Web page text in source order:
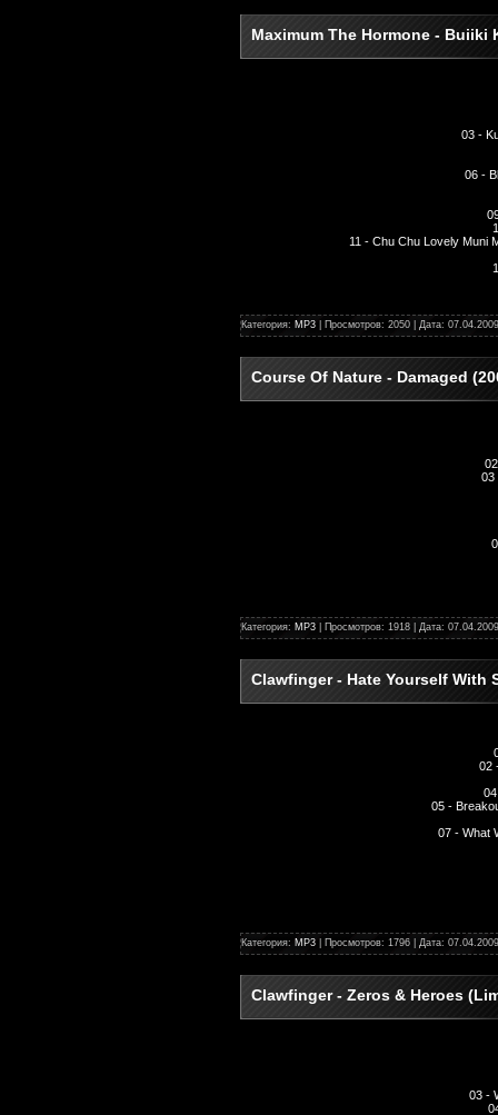
Maximum The Hormone - Buiiki
03 -
06 -
11 - Chu Chu Lovely Muni
Категория: MP3 | Просмотров: 2050 | Дата: 07.04.2009
Course Of Nature - Damaged
03
Категория: MP3 | Просмотров: 1918 | Дата: 07.04.2009
Clawfinger - Hate Yourself With
02
05 -
07 - What
Категория: MP3 | Просмотров: 1796 | Дата: 07.04.2009
Clawfinger - Zeros & Heroes
03 -